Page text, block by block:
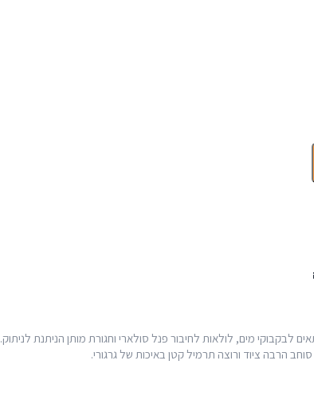
מים, לולאות לחיבור פנל סולארי וחגורת מותן הניתנת לניתוק.
הרבה ציוד ורוצה תרמיל קטן באיכות של גרגורי.